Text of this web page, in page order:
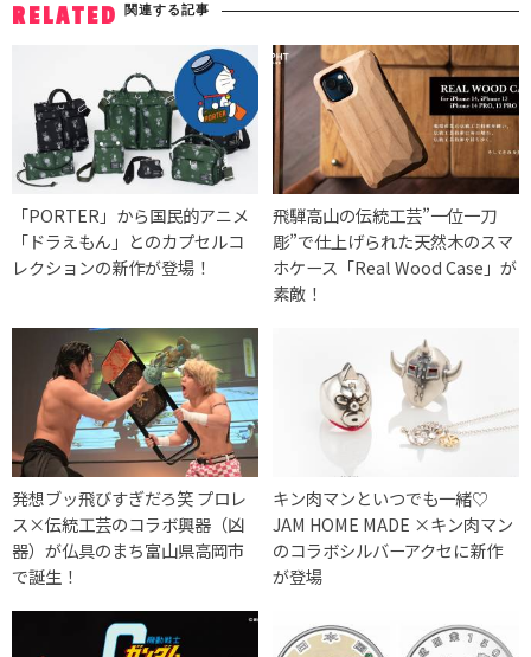
RELATED 関連する記事
「PORTER」から国民的アニメ
「ドラえもん」とのカプセルコ
レクションの新作が登場！
飛騨高山の伝統工芸”一位一刀
彫”で仕上げられた天然木のスマ
ホケース「Real Wood Case」が
素敵！
発想ブッ飛びすぎだろ笑 プロレ
ス×伝統工芸のコラボ興器（凶
器）が仏具のまち富山県高岡市
で誕生！
キン肉マンといつでも一緒♡
JAM HOME MADE ×キン肉マン
のコラボシルバーアクセに新作
が登場